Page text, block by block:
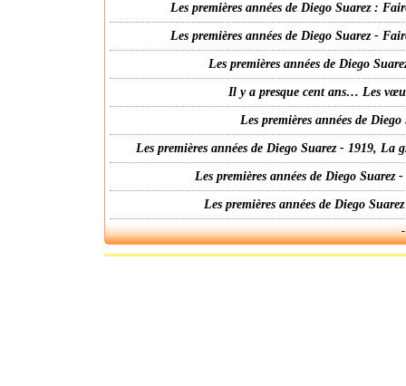
Les premières années de Diego Suarez :
Les premières années de Diego Suarez -
Les premières années de Diego
Il y a presque cent ans… Les
Les premières années de
Les premières années de Diego Suarez - 1919,
Les premières années de Diego
Les premières années de Diego